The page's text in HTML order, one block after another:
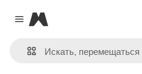
Close menu
Magnific